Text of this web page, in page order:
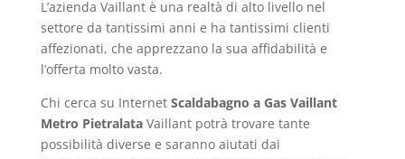
L’azienda Vaillant è una realtà di alto livello nel
settore da tantissimi anni e ha tantissimi clienti
affezionati, che apprezzano la sua affidabilità e
l’offerta molto vasta.
Chi cerca su Internet Scaldabagno a Gas Vaillant
Metro PietralataVaillant potrà trovare tante
possibilità diverse e saranno aiutati dai